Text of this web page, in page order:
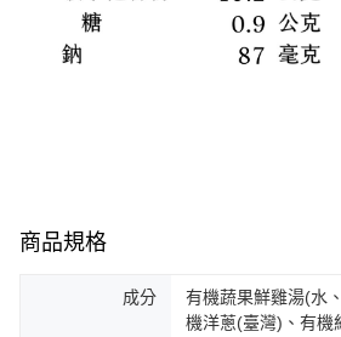
商品規格
成分
有機蔬果鮮雞湯(水
機洋蔥(臺灣)、有機